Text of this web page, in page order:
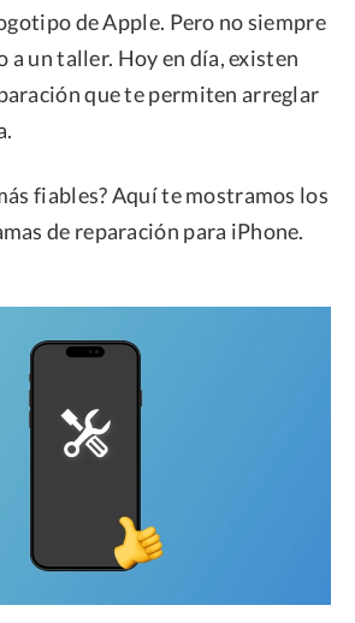
de Apple. Pero no siempre
a un taller. Hoy en día, existen
que te permiten arreglar
fiables? Aquí te mostramos los
de reparación para iPhone.